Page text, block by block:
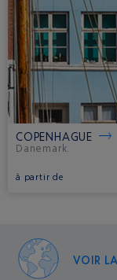
COPENHAGUE
Danemark.
à partir de
VOIR